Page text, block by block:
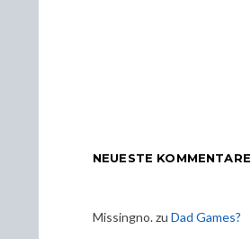
NEUESTE KOMMENTARE
Missingno.zu Dad Games?